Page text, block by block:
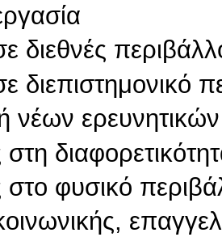
διεθνές
διεπιστημονικό
φυσικό